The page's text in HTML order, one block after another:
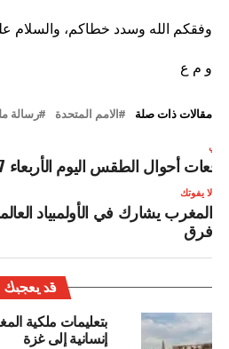
وفقكم الله وسدد خطاكم، والسلام
و م ع
مقالات ذات صلة الامم المتحدة رسالة
أحوال الطقس اليوم الأربعاء 27نونبر
لا يفوتك
فرق
قد يعجبك
بتعليمات ملكية
إنسانية إلى غزة